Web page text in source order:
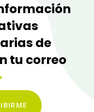
de
tu correo